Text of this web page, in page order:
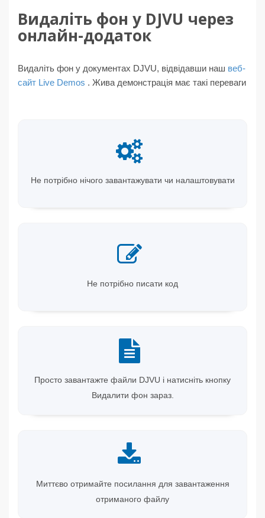
Видаліть фон у DJVU через
онлайн-додаток
Видаліть фон у документах DJVU, відвідавши наш веб-
сайт Live Demos . Жива демонстрація має такі переваги
Не потрібно нічого завантажувати чи налаштовувати
Не потрібно писати код
Просто завантажте файли DJVU і натисніть кнопку
Видалити фон зараз.
Миттєво отримайте посилання для завантаження
отриманого файлу